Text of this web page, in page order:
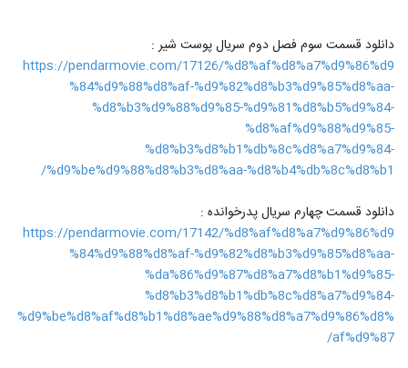
دانلود قسمت سوم فصل دوم سریال پوست شیر :
https://pendarmovie.com/17126/%d8%af%d8%a7%d9%86%d9
%84%d9%88%d8%af-%d9%82%d8%b3%d9%85%d8%aa-
%d8%b3%d9%88%d9%85-%d9%81%d8%b5%d9%84-
%d8%af%d9%88%d9%85-
%d8%b3%d8%b1%db%8c%d8%a7%d9%84-
%d9%be%d9%88%d8%b3%d8%aa-%d8%b4%db%8c%d8%b1/
دانلود قسمت چهارم سریال پدرخوانده :
https://pendarmovie.com/17142/%d8%af%d8%a7%d9%86%d9
%84%d9%88%d8%af-%d9%82%d8%b3%d9%85%d8%aa-
%da%86%d9%87%d8%a7%d8%b1%d9%85-
%d8%b3%d8%b1%db%8c%d8%a7%d9%84-
%d9%be%d8%af%d8%b1%d8%ae%d9%88%d8%a7%d9%86%d8%
af%d9%87/